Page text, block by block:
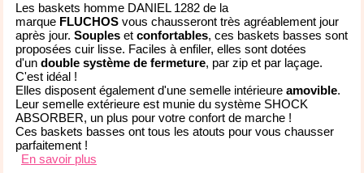
Les baskets homme DANIEL 1282 de la
marque FLUCHOS vous chausseront très agréablement jour
après jour. Souples et confortables, ces baskets basses sont
proposées cuir lisse. Faciles à enfiler, elles sont dotées
d'un double système de fermeture, par zip et par laçage.
C'est idéal !
Elles disposent également d'une semelle intérieure amovible.
Leur semelle extérieure est munie du système SHOCK
ABSORBER, un plus pour votre confort de marche !
Ces baskets basses ont tous les atouts pour vous chausser
parfaitement !
En savoir plus